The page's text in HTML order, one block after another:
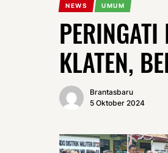
NEWS UMUM
KLATEN,
Brantasbaru
5 Oktober 2024